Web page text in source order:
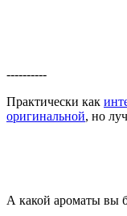
----------
Практически как
оригинальной, но
А какой ароматы вы